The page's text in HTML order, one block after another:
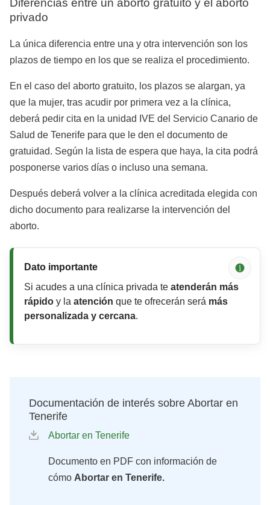
Diferencias entre un aborto gratuito y el aborto
privado
La única diferencia entre una y otra intervención son los
plazos de tiempo en los que se realiza el procedimiento.
En el caso del aborto gratuito, los plazos se alargan, ya
que la mujer, tras acudir por primera vez a la clínica,
deberá pedir cita en la unidad IVE del Servicio Canario de
Salud de Tenerife para que le den el documento de
gratuidad. Según la lista de espera que haya, la cita podrá
posponerse varios días o incluso una semana.
Después deberá volver a la clínica acreditada elegida con
dicho documento para realizarse la intervención del
aborto.
Si acudes a una clínica privada te atenderán más
rápido y la atención que te ofrecerán será más
personalizada y cercana.
Dato importante
Documentación de interés sobre Abortar en
Tenerife
Abortar en Tenerife
Documento en PDF con información de
cómo Abortar en Tenerife.